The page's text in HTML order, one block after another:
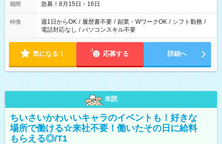
期間 急募！8月15日・16日
特徴 週1日からOK / 履歴書不要 / 副業・WワークOK / シフト勤務 /
電話対応なし / パソコンスキル不要
気になる！ 応募する 詳細へ
未読
ちいさいかわいいキャラのイベントも！好きな
場所で働ける☆来社不要！働いたその日に給料
もらえる◎/T1